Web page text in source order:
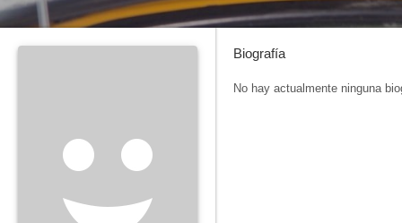
Biografía
No hay actualmente ninguna